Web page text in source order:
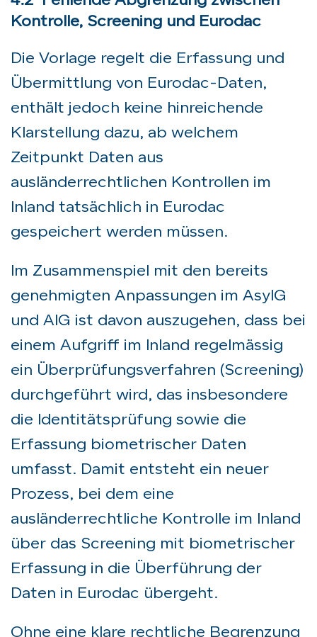
Kontrolle, Screening und Eurodac
Die Vorlage regelt die Erfassung und
Übermittlung von Eurodac-Daten,
enthält jedoch keine hinreichende
Klarstellung dazu, ab welchem
Zeitpunkt Daten aus
ausländerrechtlichen Kontrollen im
Inland tatsächlich in Eurodac
gespeichert werden müssen.
Im Zusammenspiel mit den bereits
genehmigten Anpassungen im AsylG
und AIG ist davon auszugehen, dass bei
einem Aufgriff im Inland regelmässig
ein Überprüfungsverfahren (Screening)
durchgeführt wird, das insbesondere
die Identitätsprüfung sowie die
Erfassung biometrischer Daten
umfasst. Damit entsteht ein neuer
Prozess, bei dem eine
ausländerrechtliche Kontrolle im Inland
über das Screening mit biometrischer
Erfassung in die Überführung der
Daten in Eurodac übergeht.
Ohne eine klare rechtliche Begrenzung